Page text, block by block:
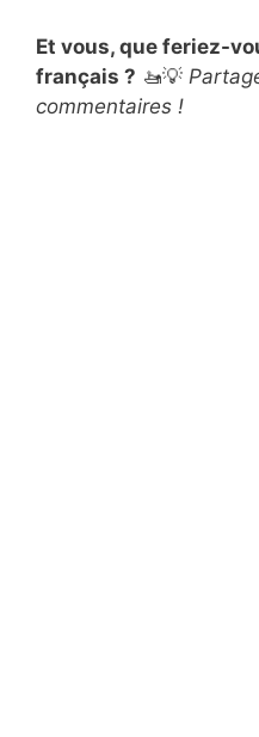
Et vous, que feriez-
français ? 🚤💡
commentaires !